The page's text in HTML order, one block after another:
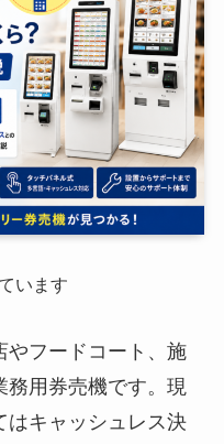
います
やフードコート、施
務用券売機です。現
はキャッシュレス決